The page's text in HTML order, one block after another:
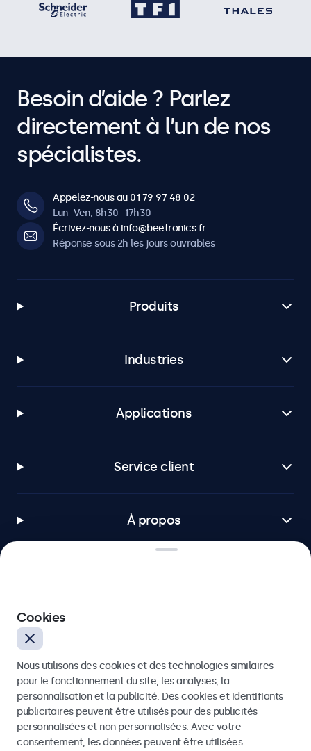
Besoin d’aide ? Parlez
directement à l’un de nos
spécialistes.
Appelez-nous au 01 79 97 48 02
Lun–Ven, 8h30–17h30
Écrivez-nous à info@beetronics.fr
Réponse sous 2h les jours ouvrables
Produits
Industries
Applications
Service client
À propos
4.8/5 noté par 5000+ entreprises
Français
Cookies
Nous utilisons des cookies et des technologies similaires
pour le fonctionnement du site, les analyses, la
personnalisation et la publicité. Des cookies et identifiants
publicitaires peuvent être utilisés pour des publicités
personnalisées et non personnalisées. Avec votre
consentement, les données peuvent être utilisées